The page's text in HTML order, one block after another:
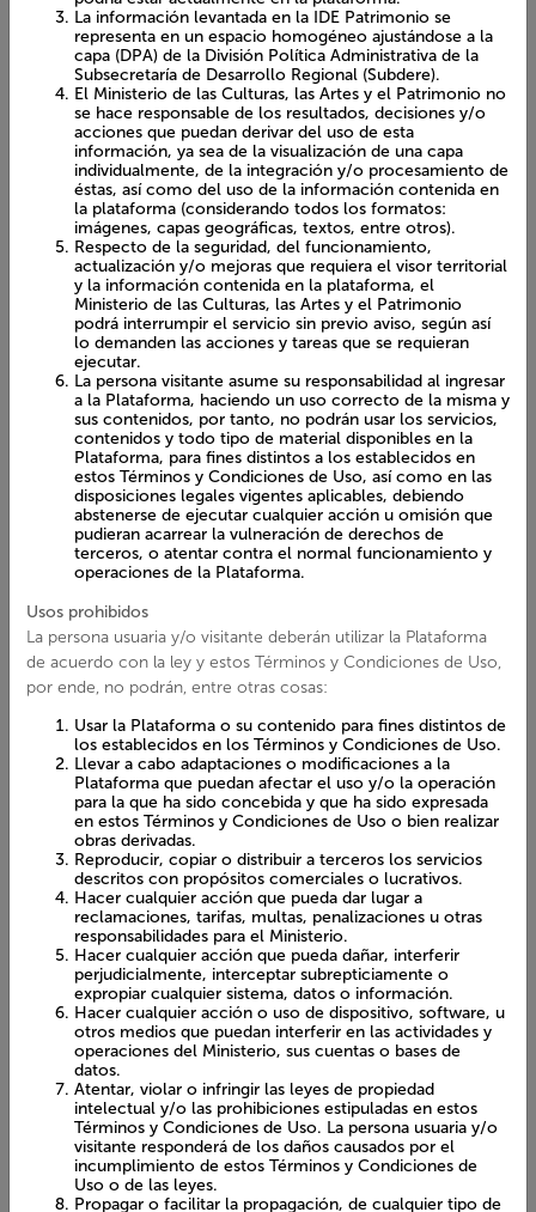
Podrás conocer cuáles patrimonios se encuentran cerca de
una dirección, apoyando la creación de recorridos y
circuitos patrimoniales y la exploración de nuestra cultura.
Visor territorial
Observa los distintos registros patrimoniales presentes en el
territorio a través de un visor interactivo que te permitirá
conocerlos según tu elección.
Visor estadístico
Con esta herramienta podrás conocer y comparar distintas
estadísticas de información patrimonial actualizada e
integrada, visualizando en un panel interactivo datos a
escala nacional, regional y local.
individualmente, de la integración y/o procesamiento de
éstas, así como del uso de la información contenida en
la plataforma (considerando todos los formatos:
imágenes, capas geográficas, textos, entre otros).
Respecto de la seguridad, del funcionamiento,
actualización y/o mejoras que requiera el visor territorial
y la información contenida en la plataforma, el Ministerio
de las Culturas, las Artes y el Patrimonio podrá
interrumpir el servicio sin previo aviso, según así lo
demanden las acciones y tareas que se requieran
ejecutar.
La persona visitante asume su responsabilidad al ingresar
a la Plataforma, haciendo un uso correcto de la misma y
sus contenidos, por tanto, no podrán usar los servicios,
contenidos y todo tipo de material disponibles en la
Plataforma, para fines distintos a los establecidos en
estos Términos y Condiciones de Uso, así como en las
disposiciones legales vigentes aplicables, debiendo
abstenerse de ejecutar cualquier acción u omisión que
pudieran acarrear la vulneración de derechos de
terceros, o atentar contra el normal funcionamiento y
operaciones de la Plataforma.
Usos prohibidos
La persona usuaria y/o visitante deberán utilizar la Plataforma
de acuerdo con la ley y estos Términos y Condiciones de Uso,
por ende, no podrán, entre otras cosas:
Usar la Plataforma o su contenido para fines distintos de
los establecidos en los Términos y Condiciones de Uso.
Llevar a cabo adaptaciones o modificaciones a la
Plataforma que puedan afectar el uso y/o la operación
para la que ha sido concebida y que ha sido expresada
en estos Términos y Condiciones de Uso o bien realizar
obras derivadas.
Reproducir, copiar o distribuir a terceros los servicios
descritos con propósitos comerciales o lucrativos.
Hacer cualquier acción que pueda dar lugar a
reclamaciones, tarifas, multas, penalizaciones u otras
responsabilidades para el Ministerio.
Hacer cualquier acción que pueda dañar, interferir
perjudicialmente, interceptar subrepticiamente o
expropiar cualquier sistema, datos o información.
Hacer cualquier acción o uso de dispositivo, software, u
otros medios que puedan interferir en las actividades y
operaciones del Ministerio, sus cuentas o bases de datos.
Atentar, violar o infringir las leyes de propiedad
intelectual y/o las prohibiciones estipuladas en estos
Términos y Condiciones de Uso. La persona usuaria y/o